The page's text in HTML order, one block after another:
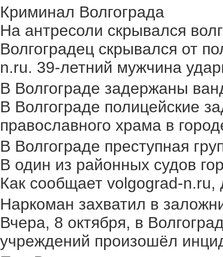
Криминал Волгограда
На антресоли скрывался
Волгоградец скрывался от
n.ru. 39-летний мужчина
В Волгограде задержаны
В Волгограде полицейские
православного храма в
В Волгограде преступная
В один из районных судов
Как сообщает volgograd-
Наркоман захватил в
Вчера, 8 октября, в
учреждений произошёл